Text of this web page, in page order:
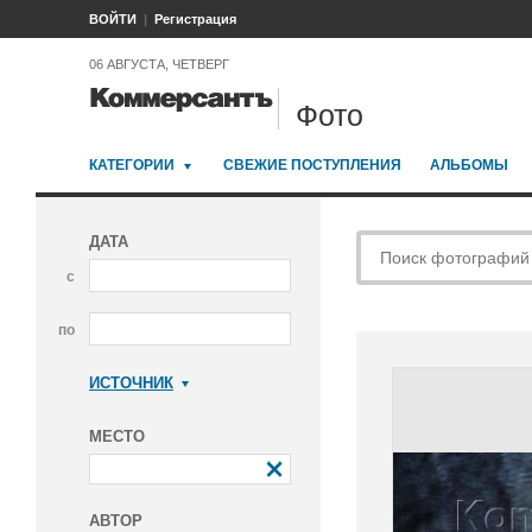
ВОЙТИ Регистрация
06 АВГУСТА, ЧЕТВЕРГ
Фото
КАТЕГОРИИ СВЕЖИЕ ПОСТУПЛЕНИЯ АЛЬБОМЫ
ДАТА
с
по
ИСТОЧНИК
МЕСТО
АВТОР